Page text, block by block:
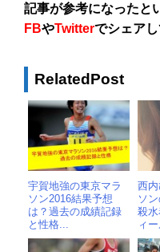
記事が参考になったと
FBやTwitterでシェア
RelatedPost
宇賀地強の東京マラ
ソン2016結果予想
は？過去の成績記録
と性格...
西
ソ
殺
ィー